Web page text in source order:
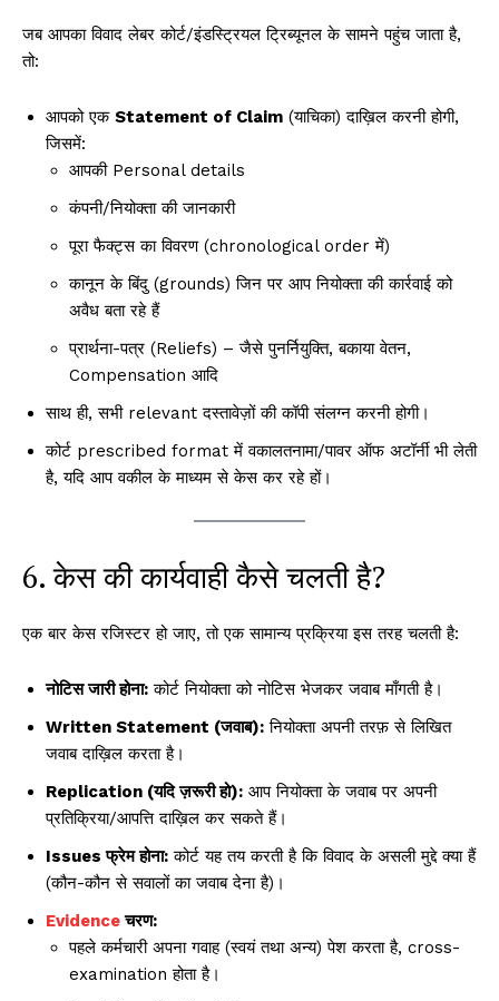
जब आपका विवाद लेबर कोर्ट/इंडस्ट्रियल ट्रिब्यूनल के सामने पहुंच जाता है,
तो:
आपको एक Statement of Claim (याचिका) दाख़िल करनी होगी,
जिसमें:
आपकी Personal details
कंपनी/नियोक्ता की जानकारी
पूरा फैक्ट्स का विवरण (chronological order में)
कानून के बिंदु (grounds) जिन पर आप नियोक्ता की कार्रवाई को
अवैध बता रहे हैं
प्रार्थना-पत्र (Reliefs) – जैसे पुनर्नियुक्ति, बकाया वेतन,
Compensation आदि
साथ ही, सभी relevant दस्तावेज़ों की कॉपी संलग्न करनी होगी।
कोर्ट prescribed format में वकालतनामा/पावर ऑफ अटॉर्नी भी लेती
है, यदि आप वकील के माध्यम से केस कर रहे हों।
6. केस की कार्यवाही कैसे चलती है?
एक बार केस रजिस्टर हो जाए, तो एक सामान्य प्रक्रिया इस तरह चलती है:
नोटिस जारी होना: कोर्ट नियोक्ता को नोटिस भेजकर जवाब माँगती है।
Written Statement (जवाब): नियोक्ता अपनी तरफ़ से लिखित
जवाब दाख़िल करता है।
Replication (यदि ज़रूरी हो): आप नियोक्ता के जवाब पर अपनी
प्रतिक्रिया/आपत्ति दाख़िल कर सकते हैं।
Issues फ्रेम होना: कोर्ट यह तय करती है कि विवाद के असली मुद्दे क्या हैं
(कौन-कौन से सवालों का जवाब देना है)।
Evidenceचरण:
पहले कर्मचारी अपना गवाह (स्वयं तथा अन्य) पेश करता है, cross-
examination होता है।